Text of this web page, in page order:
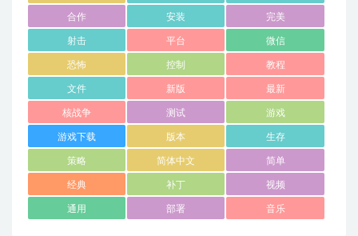
合作 安装 完美
射击 平台 微信
恐怖 控制 教程
文件 新版 最新
核战争 测试 游戏
游戏下载 版本 生存
策略 简体中文 简单
经典 补丁 视频
通用 部署 音乐